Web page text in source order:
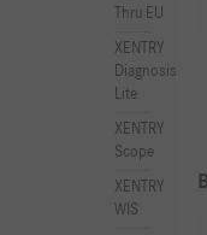
Thru EU
XENTRY
Diagnosis
Lite
XENTRY
Scope
XENTRY
WIS